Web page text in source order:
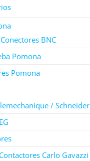
BNC
Pomona
Pomona
/ Schneider
Carlo Gavazzi